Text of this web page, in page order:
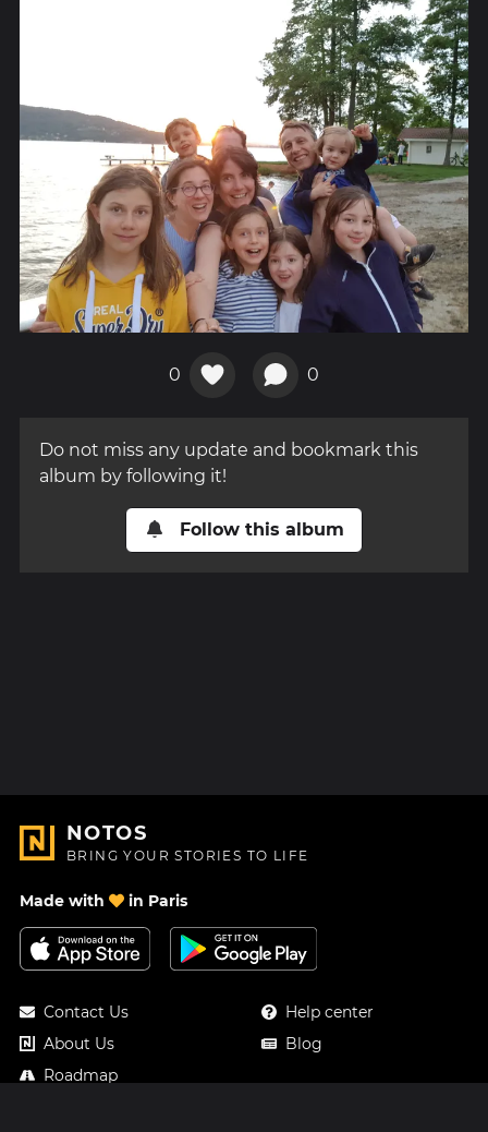
0 0
Do not miss any update and bookmark this
album by following it!
Follow this album
NOTOS
BRING YOUR STORIES TO LIFE
Made with in Paris
Contact Us
About Us
Roadmap
Help center
Blog